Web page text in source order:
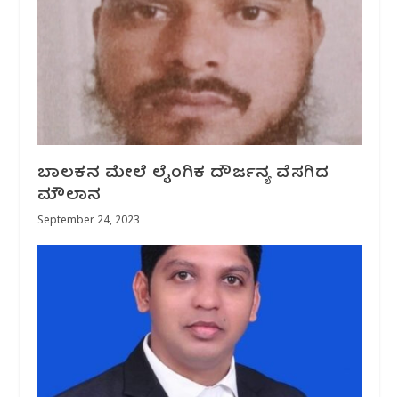
ಬಾಲಕನ ಮೇಲೆ ಲೈಂಗಿಕ ದೌರ್ಜನ್ಯ ವೆಸಗಿದ
ಮೌಲಾನ
September 24, 2023